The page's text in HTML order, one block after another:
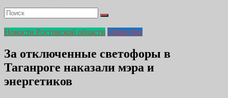
Новости Ростовской области Общество
За отключенные светофоры в
Таганроге наказали мэра и
энергетиков